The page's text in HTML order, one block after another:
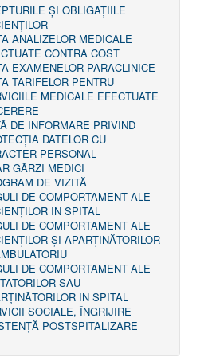
ŞI OBLIGAŢIILE
ANALIZELOR MEDICALE
CONTRA COST
EXAMENELOR PARACLINICE
TARIFELOR PENTRU
MEDICALE EFECTUATE
DE INFORMARE PRIVIND
DATELOR CU
PERSONAL
GĂRZI MEDICI
DE VIZITĂ
DE COMPORTAMENT ALE
ÎN SPITAL
DE COMPORTAMENT ALE
ȘI APARȚINĂTORILOR
DE COMPORTAMENT ALE
SAU
ÎN SPITAL
SOCIALE, ÎNGRIJIRE
POSTSPITALIZARE